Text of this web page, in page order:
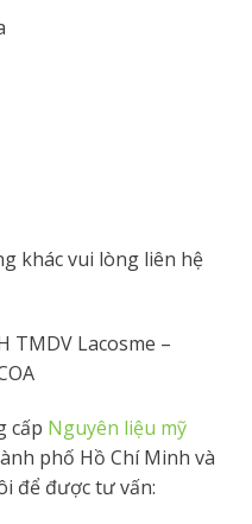
khác vui lòng liên hệ
TMDV Lacosme –
cấp Nguyên liệu mỹ
phố Hồ Chí Minh và
để được tư vấn: